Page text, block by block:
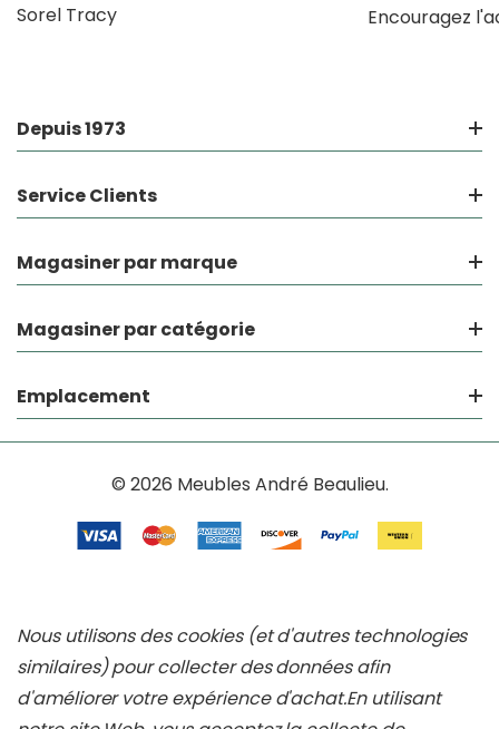
Sorel Tracy
Encouragez
Depuis 1973
Service Clients
Magasiner par marque
Magasiner par catégorie
Emplacement
© 2026 Meubles André Beaulieu.
Nous utilisons des cookies (et d'autres technologies
similaires) pour collecter des données afin
d'améliorer votre expérience d'achat.En utilisant